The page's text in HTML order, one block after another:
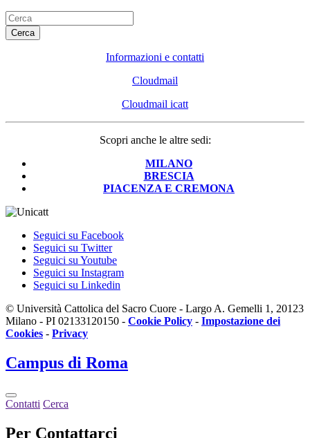
Cerca
Informazioni e contatti
Cloudmail
Cloudmail icatt
Scopri anche le altre sedi:
MILANO
BRESCIA
PIACENZA E CREMONA
Seguici su Facebook
Seguici su Twitter
Seguici su Youtube
Seguici su Instagram
Seguici su Linkedin
© Università Cattolica del Sacro Cuore - Largo A. Gemelli 1, 20123
Milano - PI 02133120150 - Cookie Policy - Impostazione dei
Cookies - Privacy
Campus di Roma
Contatti Cerca
Per Contattarci